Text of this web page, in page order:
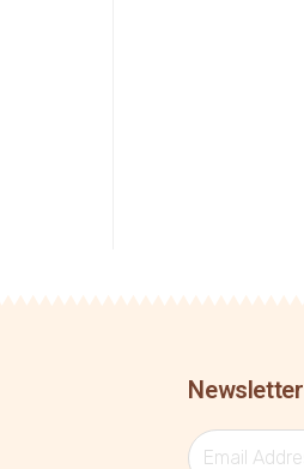
Newsletter